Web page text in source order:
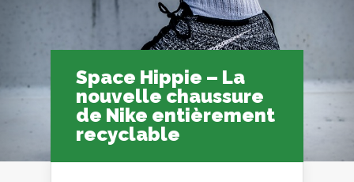
Space Hippie – La
nouvelle chaussure
de Nike entièrement
recyclable